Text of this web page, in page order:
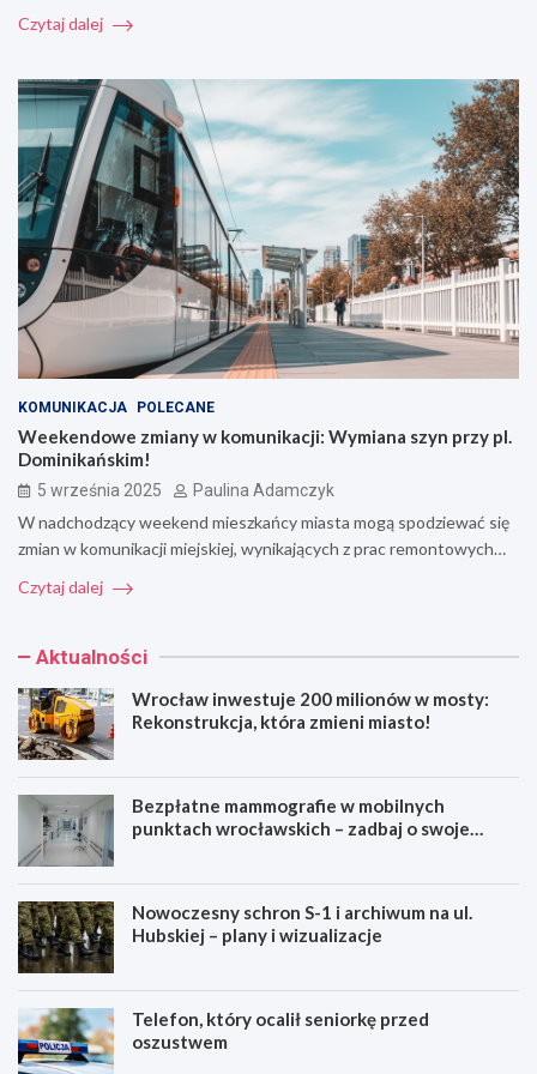
Czytaj dalej
KOMUNIKACJA POLECANE
Weekendowe zmiany w komunikacji: Wymiana szyn przy pl.
Dominikańskim!
5 września 2025 Paulina Adamczyk
W nadchodzący weekend mieszkańcy miasta mogą spodziewać się
zmian w komunikacji miejskiej, wynikających z prac remontowych…
Czytaj dalej
Aktualności
Wrocław inwestuje 200 milionów w mosty:
Rekonstrukcja, która zmieni miasto!
Bezpłatne mammografie w mobilnych
punktach wrocławskich – zadbaj o swoje
Nowoczesny schron S-1 i archiwum na ul.
Hubskiej – plany i wizualizacje
Telefon, który ocalił seniorkę przed
oszustwem